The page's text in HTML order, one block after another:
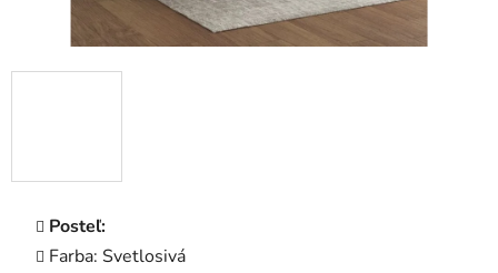
Posteľ:
Farba: Svetlosivá